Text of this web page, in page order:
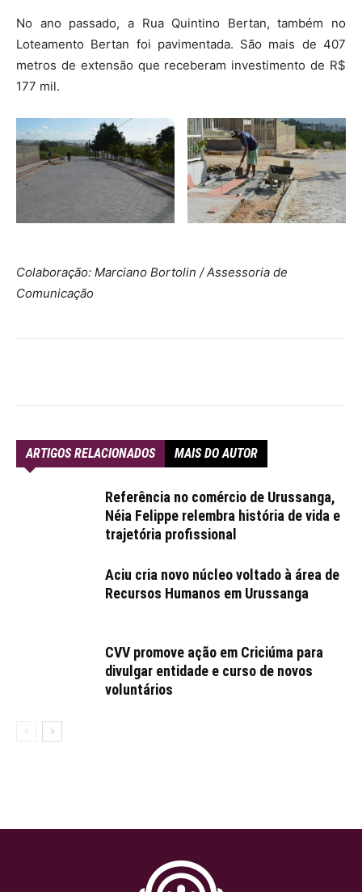
No ano passado, a Rua Quintino Bertan, também no
Loteamento Bertan foi pavimentada. São mais de 407
metros de extensão que receberam investimento de R$
177 mil.
Colaboração: Marciano Bortolin / Assessoria de
Comunicação
ARTIGOS RELACIONADOS MAIS DO AUTOR
Referência no comércio de Urussanga,
Néia Felippe relembra história de vida e
trajetória profissional
Aciu cria novo núcleo voltado à área de
Recursos Humanos em Urussanga
CVV promove ação em Criciúma para
divulgar entidade e curso de novos
voluntários